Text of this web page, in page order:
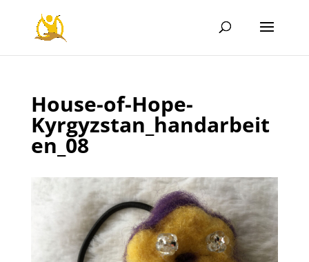
House-of-Hope-
Kyrgyzstan_handarbeit
en_08